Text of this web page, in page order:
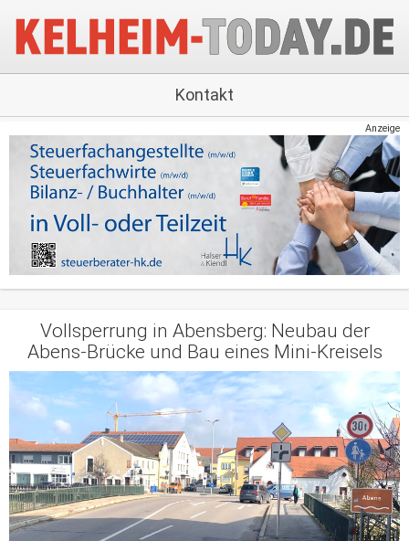
Kontakt
Anzeige
Vollsperrung in Abensberg: Neubau der
Abens-Brücke und Bau eines Mini-Kreisels